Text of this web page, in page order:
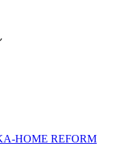
HOME REFORM